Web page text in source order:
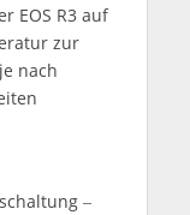
EOS R3 auf
zur
nach
‒